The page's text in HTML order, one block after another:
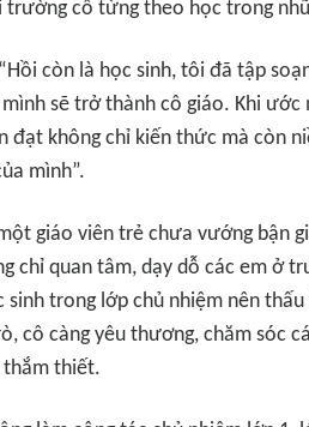
trường cô từng theo học trong
còn là học sinh, tôi đã tập
sẽ trở thành cô giáo. Khi
đạt không chỉ kiến thức mà còn
mình”.
giáo viên trẻ chưa vướng bận
chỉ quan tâm, dạy dỗ các em ở
sinh trong lớp chủ nhiệm nên
cô càng yêu thương, chăm sóc
thắm thiết.